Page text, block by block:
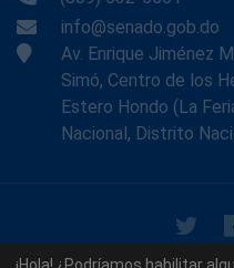
info@senado.gob.do
Av. Enrique Jiménez
Simó, Centro de los
Estero Hondo (La
Nacional, Distrito
© 2026 - Memoria